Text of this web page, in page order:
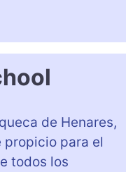
de Henares,
propicio para el
todos los